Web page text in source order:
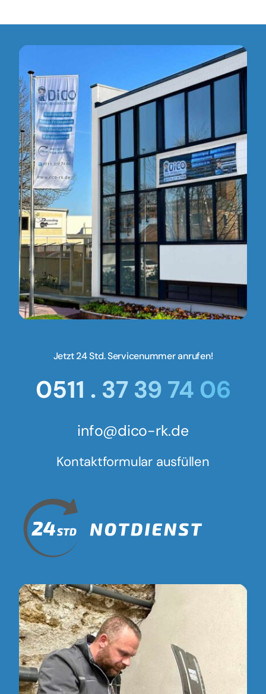
Jetzt 24 Std. Servicenummer anrufen!
0511 . 37 39 74 06
info@dico-rk.de
Kontaktformular ausfüllen